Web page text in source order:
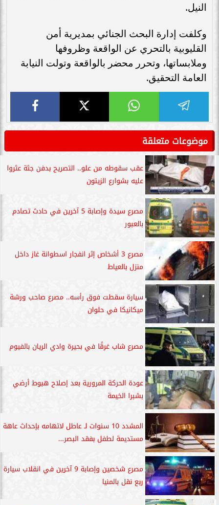
النيل.
وكلفت إدارة البحث الجنائي بمديرية أمن
القليوبية بالتحري عن الواقعة وظروفها
وملابساتها، وتحرر محضر بالواقعة وتولت النيابة
العامة التحقيق.
موضوعات متعلقة
عقب سقوطه من علو.. التصريح بدفن جثة عثروا
عليه بشوارع الزيتون
مصرع سيدة وإصابة 5 آخرين في حادث تصادم
بالعبور
مصرع 3 أشخاص إثر انفجار اسطوانة غاز داخل
منزل بالعياط
سيارة سقطت فوق رأسه.. مصرع صاحب ورشة
ميكانيكا في حلوان
مصرع شاب غرقًا في بحيرة وادي الريان بالفيوم
عودة الحركة المرورية بعد إصلاح هبوط أرضي
بشبرا الخيمة
المشدد 10 سنوات لـ عاطل لاتهامه بإحداث عاهة
مستديمة لطفل بفقد البصر...
مصرع شخصين وإصابة 9 آخرين في انقلاب سيارة
ربع نقل بالمنيا